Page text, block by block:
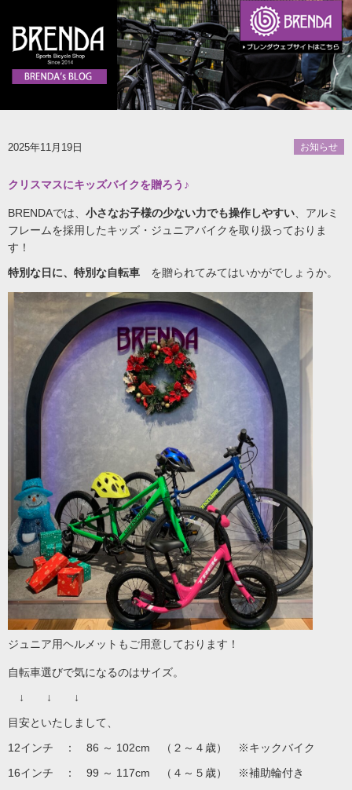
2025年11月19日 お知らせ
クリスマスにキッズバイクを贈ろう♪
BRENDAでは、 小さなお子様の少ない力でも操作しやすい 、アルミ
フレームを採用したキッズ・ジュニアバイクを取り扱っておりま
す！
特別な日に、特別な自転車 を贈られてみてはいかがでしょうか。
ジュニア用ヘルメットもご用意しております！
自転車選びで気になるのはサイズ。
↓ ↓ ↓
目安といたしまして、
12インチ ： 86 ～ 102cm （２～４歳） ※キックバイク
16インチ ： 99 ～ 117cm （４～５歳） ※補助輪付き